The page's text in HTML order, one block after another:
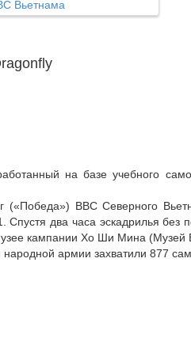
на базе учебного
(«Победа») ВВС Северного
два часа эскадрилья без
кампании Хо Ши Мина
армии захватили 877